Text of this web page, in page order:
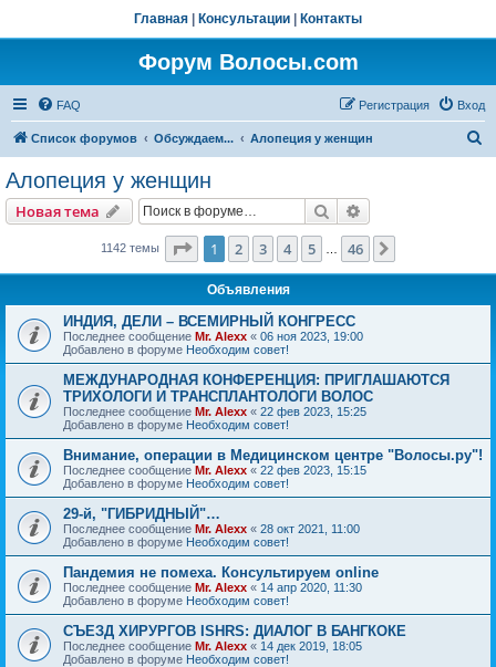
Главная Консультации Контакты
Форум Волосы.com
FAQ Вход
Регистрация
Список форумов Обсуждаем... Алопеция у женщин
Алопеция у женщин
Новая тема Поиск
1142 темы Страница из 46
1 2 3 4 5 46
Объявления
ИНДИЯ, ДЕЛИ – ВСЕМИРНЫЙ КОНГРЕСС
Последнее сообщение Mr. Alexx « 06 ноя 2023, 19:00
Добавлено в форуме Необходим совет!
МЕЖДУНАРОДНАЯ КОНФЕРЕНЦИЯ: ПРИГЛАШАЮТСЯ
ТРИХОЛОГИ И ТРАНСПЛАНТОЛОГИ ВОЛОС
Последнее сообщение Mr. Alexx « 22 фев 2023, 15:25
Добавлено в форуме Необходим совет!
Внимание, операции в Медицинском центре "Волосы.ру"!
Последнее сообщение Mr. Alexx « 22 фев 2023, 15:15
Добавлено в форуме Необходим совет!
29-й, "ГИБРИДНЫЙ"…
Последнее сообщение Mr. Alexx « 28 окт 2021, 11:00
Добавлено в форуме Необходим совет!
Пандемия не помеха. Консультируем online
Последнее сообщение Mr. Alexx « 14 апр 2020, 11:30
Добавлено в форуме Необходим совет!
СЪЕЗД ХИРУРГОВ ISHRS: ДИАЛОГ В БАНГКОКЕ
Последнее сообщение Mr. Alexx « 14 дек 2019, 18:05
Добавлено в форуме Необходим совет!